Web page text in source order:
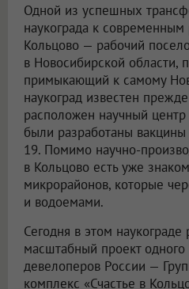
Одной из успешных
наукограда к современным
Кольцово — рабочий
в Новосибирской области,
примыкающий к самому
наукоград известен
расположен научный
были разработаны вакцины
19. Помимо научно-
в Кольцово есть уже
микрорайонов, которые
и водоемами.
Сегодня в этом наукограде
масштабный проект
девелоперов России —
комплекс «Счастье в